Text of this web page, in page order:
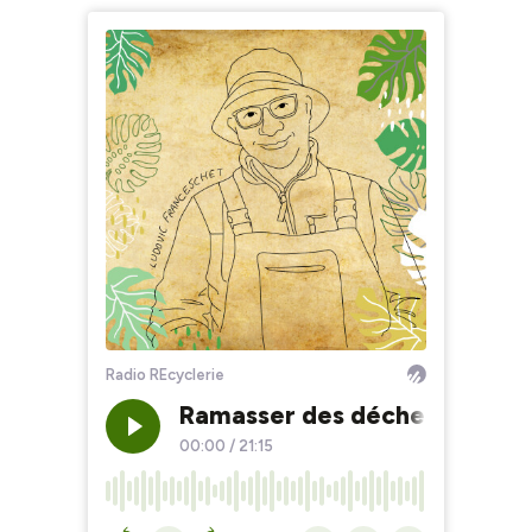
Radio REcyclerie
Ramasser des déchets,
00:00 / 21:15